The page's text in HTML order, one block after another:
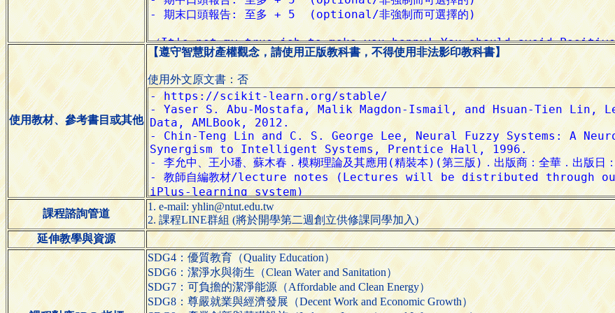
使用教材、參考書目或其他
【遵守智慧財產權觀念，請使用正版教科書，不得使用非法影印教科書】
使用外文原文書：否
課程諮詢管道
1. e-mail: yhlin@ntut.edu.tw
2. 課程LINE群組 (將於開學第二週創立供修課同學加入)
延伸教學與資源
SDG4：優質教育（Quality Education）
SDG6：潔淨水與衛生（Clean Water and Sanitation）
SDG7：可負擔的潔淨能源（Affordable and Clean Energy）
SDG8：尊嚴就業與經濟發展（Decent Work and Economic Growth）